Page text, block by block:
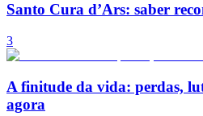
Santo Cura d’Ars: saber
3
A finitude da vida: perdas,
agora